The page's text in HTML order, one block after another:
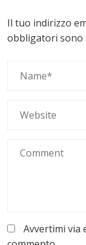
Il tuo indirizzo
obbligatori sono
Avvertimi via